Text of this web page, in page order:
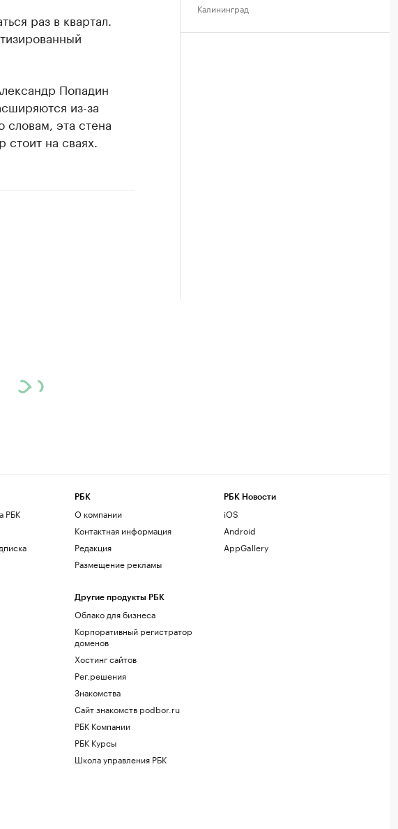
раз в квартал.
Попадин
из-за
эта стена
на сваях.
Калининград
РБК
РБК
О компании
Контактная информация
Редакция
Размещение рекламы
Другие продукты РБК
Облако для бизнеса
Корпоративный регистратор
доменов
Хостинг сайтов
Рег.решения
Знакомства
Сайт знакомств podbor.ru
РБК Компании
РБК Курсы
Школа управления РБК
РБК Новости
iOS
Android
AppGallery